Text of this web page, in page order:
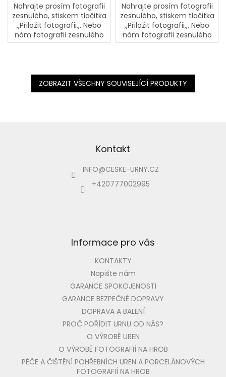
Nahrajte prosím fotografii
zesnulého, stiskem tlačitka
,,Přiložit fotografii,,. Nebo
nám fotografii zesnulého
pošlete poštou na adresu:
133,...
Nahrajte prosím fotografii
zesnulého, stiskem tlačitka
,,Přiložit fotografii,,. Nebo
nám fotografii zesnulého
pošlete poštou na adresu:
133,...
ZOBRAZIT VŠECHNY SOUVISEJÍCÍ PRODUKTY
Kontakt
INFO@CESKE-URNY.CZ
+420777002995
Informace pro vás
KONTAKTY
Napište nám
GARANCE SPOKOJENOSTI
GARANCE BEZPEČNÉ DOPRAVY
DOPRAVA A BALENÍ
PROČ POŘÍDIT URNU OD NÁS?
O VÝROBĚ UREN
O VÝROBĚ FOTOGRAFIÍ NA HROB
PÉČE A ČIŠTĚNÍ POHŘEBNÍCH UREN A PORCELÁNOVÝCH
FOTOGRAFIÍ NA HROB